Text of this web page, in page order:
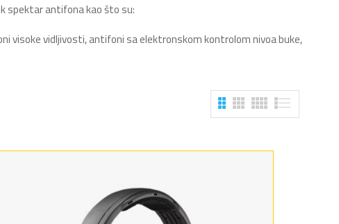
spektar antifona kao što su:
visoke vidljivosti, antifoni sa elektronskom kontrolom nivoa buke,